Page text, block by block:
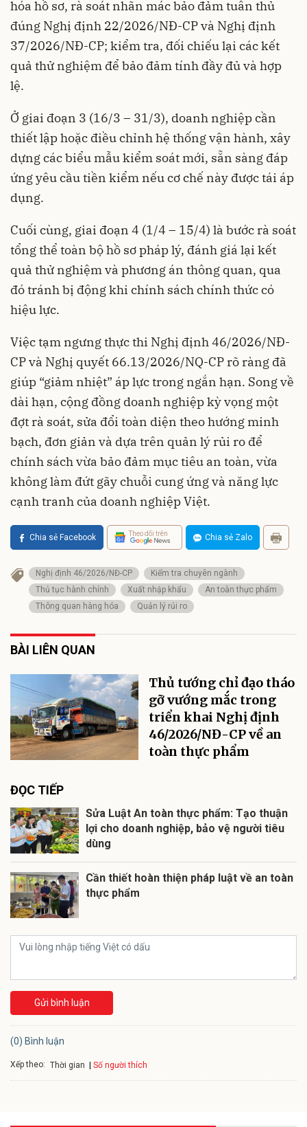
hóa hồ sơ, rà soát nhãn mác bảo đảm tuân thủ
đúng Nghị định 22/2026/NĐ-CP và Nghị định
37/2026/NĐ-CP; kiểm tra, đối chiếu lại các kết
quả thử nghiệm để bảo đảm tính đầy đủ và hợp
lệ.
Ở giai đoạn 3 (16/3 – 31/3), doanh nghiệp cần
thiết lập hoặc điều chỉnh hệ thống vận hành, xây
dựng các biểu mẫu kiểm soát mới, sẵn sàng đáp
ứng yêu cầu tiền kiểm nếu cơ chế này được tái áp
dụng.
Cuối cùng, giai đoạn 4 (1/4 – 15/4) là bước rà soát
tổng thể toàn bộ hồ sơ pháp lý, đánh giá lại kết
quả thử nghiệm và phương án thông quan, qua
đó tránh bị động khi chính sách chính thức có
hiệu lực.
Việc tạm ngưng thực thi Nghị định 46/2026/NĐ-
CP và Nghị quyết 66.13/2026/NQ-CP rõ ràng đã
giúp “giảm nhiệt” áp lực trong ngắn hạn. Song về
dài hạn, cộng đồng doanh nghiệp kỳ vọng một
đợt rà soát, sửa đổi toàn diện theo hướng minh
bạch, đơn giản và dựa trên quản lý rủi ro để
chính sách vừa bảo đảm mục tiêu an toàn, vừa
không làm đứt gãy chuỗi cung ứng và năng lực
cạnh tranh của doanh nghiệp Việt.
Chia sẻ Facebook Theo dõi trên Chia sẻ Zalo
Nghị định 46/2026/NĐ-CP
Kiểm tra chuyên ngành
Thủ tục hành chính
Xuất nhập khẩu
An toàn thực phẩm
Thông quan hàng hóa
Quản lý rủi ro
BÀI LIÊN QUAN
Thủ tướng chỉ đạo tháo
gỡ vướng mắc trong
triển khai Nghị định
46/2026/NĐ-CP về an
toàn thực phẩm
ĐỌC TIẾP
Sửa Luật An toàn thực phẩm: Tạo thuận
lợi cho doanh nghiệp, bảo vệ người tiêu
dùng
Cần thiết hoàn thiện pháp luật về an toàn
thực phẩm
Gửi bình luận
(0) Bình luận
Xếp theo: Thời gian Số người thích